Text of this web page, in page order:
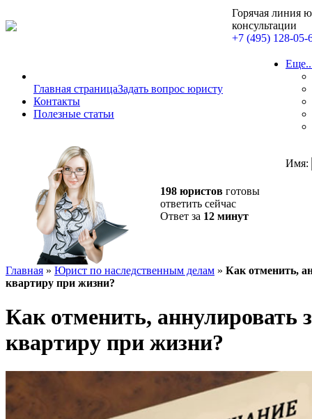
Горячая линия
консультации
+7 (495) 128-05-
Главная страницаЗадать вопрос юристу
Контакты
Полезные статьи
198 юристов готовы
ответить сейчас
Ответ за 12 минут
Имя:
Главная » Юрист по наследственным делам » Как отменить,
квартиру при жизни?
Как отменить, аннулировать
квартиру при жизни?